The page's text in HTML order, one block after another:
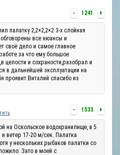
- 1241 +
палатку 2,2×2,2×2 3-х слойная
все нюансы и
своё дело и самое главное
за что ему большое
целости и сохраности,разобрал и
в дальнейшей эксплуатации на
проявит.Виталий спасибо из
- 1533 +
на Оскольское водохранилище, в 5
ветер 17-20 м/сек. Палатка
у нескольких рыбаков палатки со
Зато в моей с